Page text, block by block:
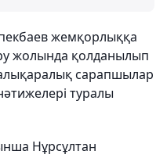
жемқорлыққа
жолында қолданылып
сарапшылар
туралы
Нұрсұлтан